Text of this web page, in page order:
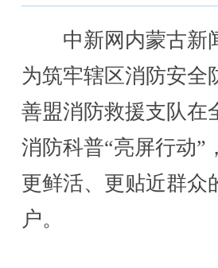
中新网内蒙古新
为筑牢辖区消防安全
善盟消防救援支队在
消防科普“亮屏行动”
更鲜活、更贴近群众
户。